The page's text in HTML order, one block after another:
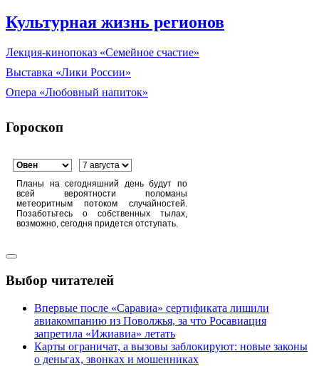
Культурная жизнь регионов
Лекция-кинопоказ «Семейное счастие»
Выставка «Лики России»
Опера «Любовный напиток»
Гороскоп
Планы на сегодняшний день будут по
всей вероятности поломаны
метеоритным потоком случайностей.
Позаботьтесь о собственных тылах,
возможно, сегодня придется отступать.
Выбор читателей
Впервые после «Саравиа» сертификата лишили
авиакомпанию из Поволжья, за что Росавиация
запретила «Ижиавиа» летать
Карты ограничат, а вызовы заблокируют: новые законы
о деньгах, звонках и мошенниках